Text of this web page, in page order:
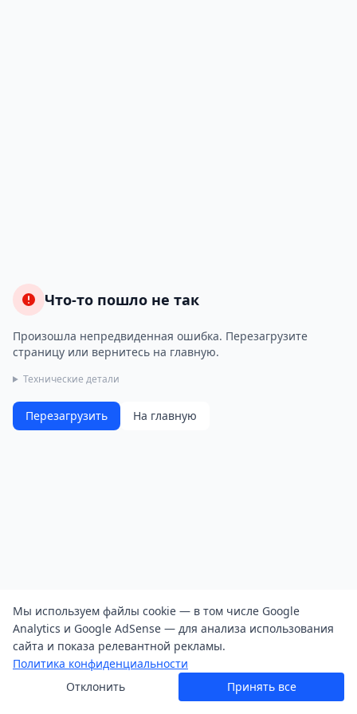
Что-то пошло не так
Произошла непредвиденная ошибка. Перезагрузите
страницу или вернитесь на главную.
Технические детали
Перезагрузить На главную
Мы используем файлы cookie — в том числе Google
Analytics и Google AdSense — для анализа использования
сайта и показа релевантной рекламы.
Политика конфиденциальности
Отклонить
Принять все